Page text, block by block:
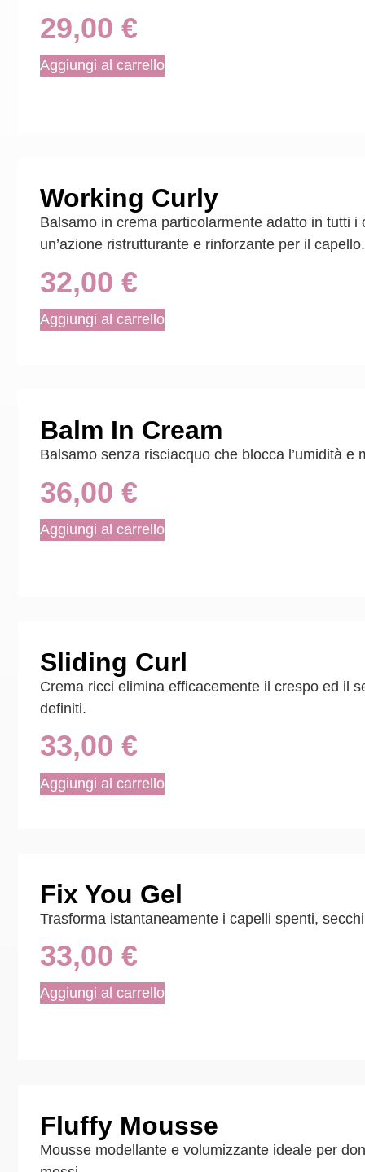
29,00 €
Aggiungi al carrello
Working Curly
Balsamo in crema particolarmente adatto in tutti
un’azione ristrutturante e rinforzante per il capello.
32,00 €
Aggiungi al carrello
Balm In Cream
Balsamo senza risciacquo che blocca l’umidità
36,00 €
Aggiungi al carrello
Sliding Curl
Crema ricci elimina efficacemente il crespo ed il
definiti.
33,00 €
Aggiungi al carrello
Fix You Gel
Trasforma istantaneamente i capelli spenti,
33,00 €
Aggiungi al carrello
Fluffy Mousse
Mousse modellante e volumizzante ideale per